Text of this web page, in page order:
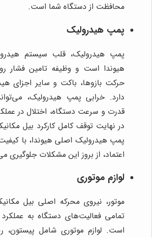
محافظت از دستگاه شما است.
پمپ هیدرولیک
پمپ هیدرولیک، قلب سیستم
هیوندا است و وظیفه تامین فشار
حرکت بازوها، باکت و سایر اجزای
دارد. خرابی پمپ هیدرولیک،
قدرت و سرعت دستگاه، اختلال در
در نهایت توقف کامل کارکرد بیل
پمپ هیدرولیک اصلی هیوندا، با کیفیت
اعتماد، از بروز این مشکلات جلوگیری
لوازم موتوری
موتور، نیروی محرکه اصلی بیل
تمامی فعالیت‌های دستگاه به
است. لوازم موتوری شامل پیستون،